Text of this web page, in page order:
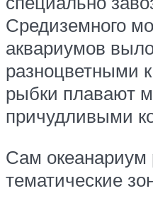
Средиземного
аквариумов
разноцветными
рыбки плавают
причудливыми
Сам океанариум
тематические